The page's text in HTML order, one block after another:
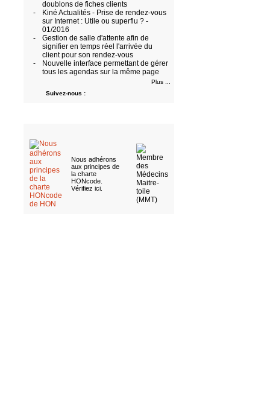
doublons de fiches clients
-
Kiné Actualités - Prise de rendez-vous
sur Internet : Utile ou superflu ? -
01/2016
-
Gestion de salle d'attente afin de
signifier en temps réel l'arrivée du
client pour son rendez-vous
-
Nouvelle interface permettant de gérer
tous les agendas sur la même page
Plus ...
Suivez-nous :
Nous adhérons
aux principes de
la charte
HONcode.
Vérifiez ici.